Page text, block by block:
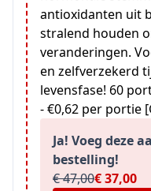
antioxidanten uit
stralend houden
veranderingen.
en zelfverzekerd
levensfase! 60
- €0,62 per portie
Ja! Voeg deze
bestelling!
€ 47,00€ 37,00